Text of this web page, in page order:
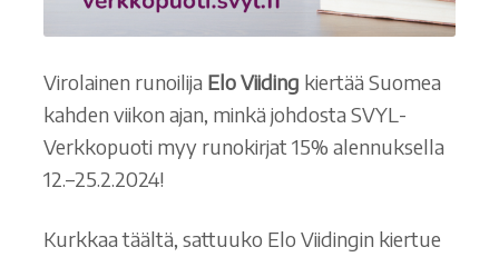
Virolainen runoilija Elo Viiding kiertää Suomea
kahden viikon ajan, minkä johdosta SVYL-
Verkkopuoti myy runokirjat 15% alennuksella
12.–25.2.2024!
Kurkkaa täältä, sattuuko Elo Viidingin kiertue